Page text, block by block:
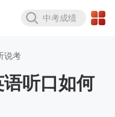
中考成绩
说考
听口如何